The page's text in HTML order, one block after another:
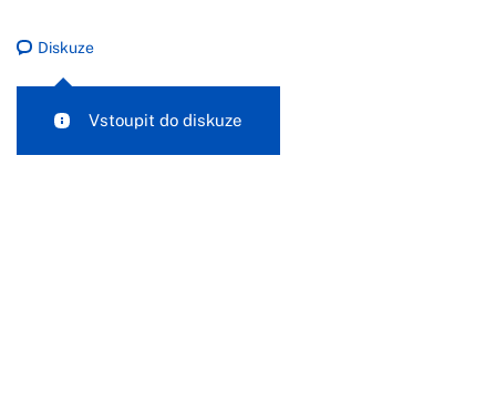
Diskuze
Vstoupit do diskuze